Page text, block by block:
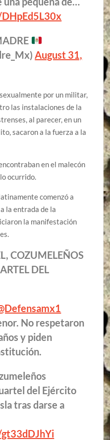
August 31,
por un militar,
las instalaciones de la
al parecer, en un
sacaron a la fuerza a la
en el malecón
ocurrido.
comenzó a
la entrada de la
la manifestación
COZUMELEÑOS
DEL
No respetaron
y piden
del Ejército
tras darse a